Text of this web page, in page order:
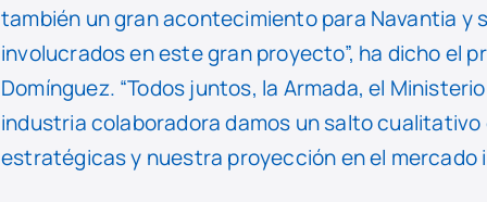
también un gran acontecimiento para Navantia y
involucrados en este gran proyecto”, ha dicho el
Domínguez. “Todos juntos, la Armada, el
industria colaboradora damos un salto
estratégicas y nuestra proyección en el mercado